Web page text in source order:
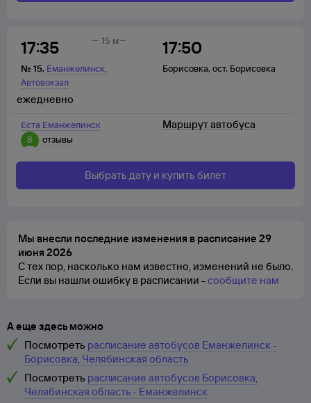
17:35
№ 15, Еманжелинск,
Автовокзал
17:50
Борисовка, ост. Борисовка
15 м
Еста Еманжелинск
8
отзывы
ежедневно
Маршрут автобуса
Выбрать дату и купить билет
Мы внесли последние изменения в расписание 29
июня 2026
С тех пор, насколько нам известно, изменений не было.
Если вы нашли ошибку в расписании -сообщите нам
А еще здесь можно
Посмотреть расписание автобусов Еманжелинск -
Борисовка, Челябинская область
Посмотреть расписание автобусов Борисовка,
Челябинская область - Еманжелинск